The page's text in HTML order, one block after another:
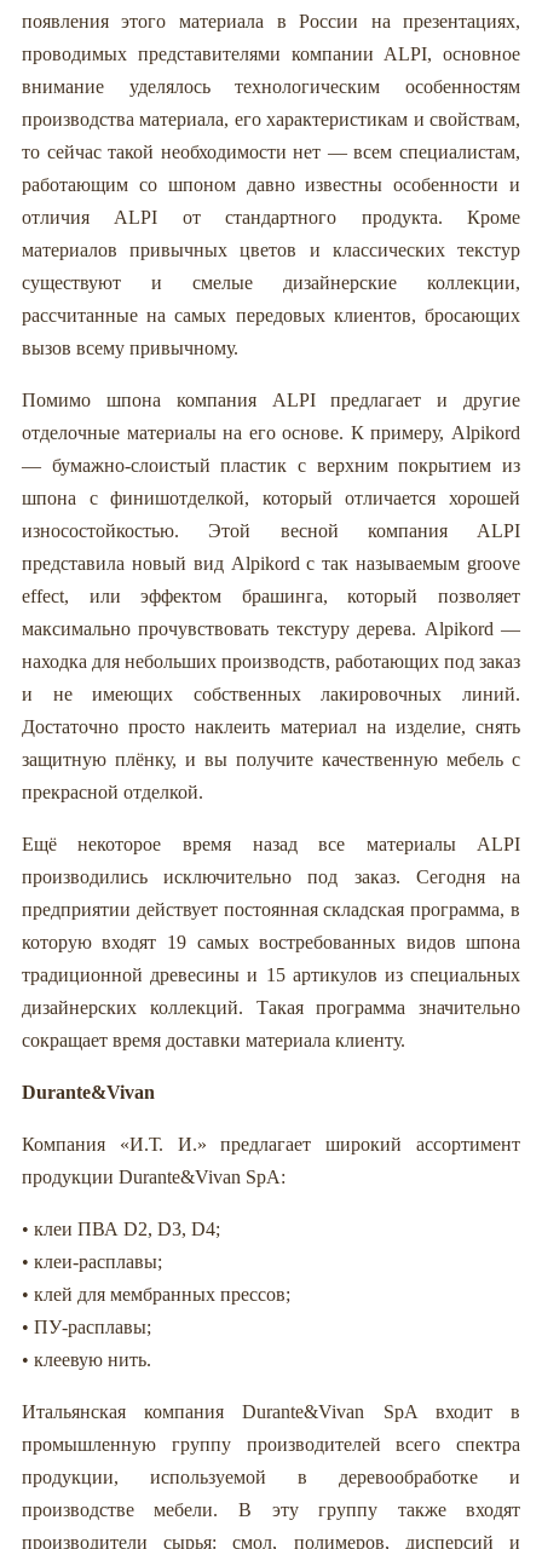
появления этого материала в России на презентациях,
проводимых представителями компании ALPI, основное
внимание уделялось технологическим особенностям
производства материала, его характеристикам и свойствам,
то сейчас такой необходимости нет — всем специалистам,
работающим со шпоном давно известны особенности и
отличия ALPI от стандартного продукта. Кроме
материалов привычных цветов и классических текстур
существуют и смелые дизайнерские коллекции,
рассчитанные на самых передовых клиентов, бросающих
вызов всему привычному.
Помимо шпона компания ALPI предлагает и другие
отделочные материалы на его основе. К примеру, Alpikord
— бумажно-слоистый пластик с верхним покрытием из
шпона с финишотделкой, который отличается хорошей
износостойкостью. Этой весной компания ALPI
представила новый вид Alpikord с так называемым groove
effect, или эффектом брашинга, который позволяет
максимально прочувствовать текстуру дерева. Alpikord —
находка для небольших производств, работающих под заказ
и не имеющих собственных лакировочных линий.
Достаточно просто наклеить материал на изделие, снять
защитную плёнку, и вы получите качественную мебель с
прекрасной отделкой.
Ещё некоторое время назад все материалы ALPI
производились исключительно под заказ. Сегодня на
предприятии действует постоянная складская программа, в
которую входят 19 самых востребованных видов шпона
традиционной древесины и 15 артикулов из специальных
дизайнерских коллекций. Такая программа значительно
сокращает время доставки материала клиенту.
Durante&Vivan
Компания «И.Т. И.» предлагает широкий ассортимент
продукции Durante&Vivan SpA:
• клеи ПВА D2, D3, D4;
• клеи-расплавы;
• клей для мембранных прессов;
• ПУ-расплавы;
• клеевую нить.
Итальянская компания Durante&Vivan SpA входит в
промышленную группу производителей всего спектра
продукции, используемой в деревообработке и
производстве мебели. В эту группу также входят
производители сырья: смол, полимеров, дисперсий и